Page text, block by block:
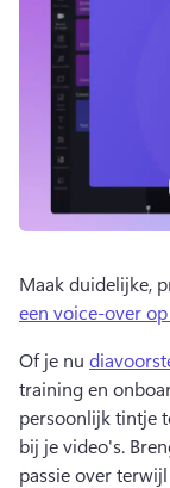
een voice-over
Of je nu
training en
persoonlijk tintje
bij je video's.
passie over